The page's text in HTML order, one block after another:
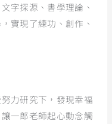
字探源、書學理論、
實現了練功、創作、
力研究下，發現幸福
一郎老師起心動念觸